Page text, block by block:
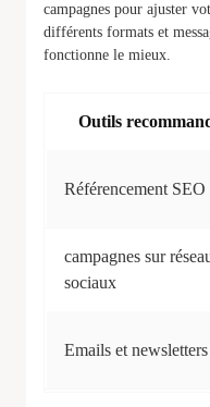
campagnes pour ajuster
différents formats et
fonctionne le mieux.
Outils
Référencement SEO
campagnes sur
sociaux
Emails et newsletters